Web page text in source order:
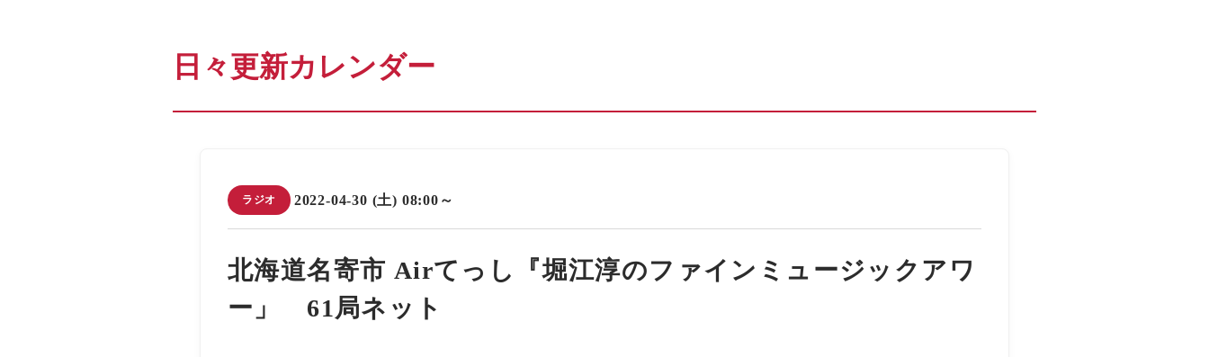
日々更新カレンダー
ラジオ 2022-04-30 (土) 08:00～
北海道名寄市 Airてっし『堀江淳のファインミュージックアワ
ー」 61局ネット